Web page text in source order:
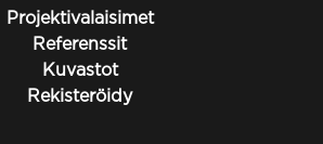
Projektivalaisimet
Referenssit
Kuvastot
Rekisteröidy